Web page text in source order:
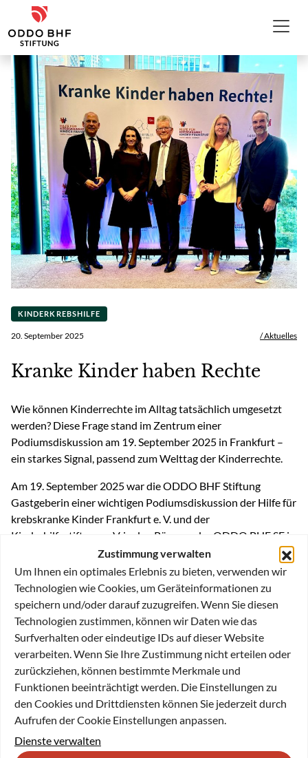
Zustimmung verwalten
Um Ihnen ein optimales Erlebnis zu bieten, verwenden wir
Technologien wie Cookies, um Geräteinformationen zu
speichern und/oder darauf zuzugreifen. Wenn Sie diesen
Technologien zustimmen, können wir Daten wie das
Surfverhalten oder eindeutige IDs auf dieser Website
verarbeiten. Wenn Sie Ihre Zustimmung nicht erteilen oder
zurückziehen, können bestimmte Merkmale und
Funktionen beeinträchtigt werden. Die Einstellungen zu
den Cookies und Drittdiensten können Sie jederzeit durch
Aufrufen der Cookie Einstellungen anpassen.
Dienste verwalten
Zum Inhalt
ODDO BHF Stiftung
KINDERKREBSHILFE
20. September 2025 / Aktuelles
Kranke Kinder haben Rechte
Wie können Kinderrechte im Alltag tatsächlich umgesetzt
werden? Diese Frage stand im Zentrum einer
Podiumsdiskussion am 19. September 2025 in Frankfurt –
ein starkes Signal, passend zum Welttag der Kinderrechte.
Am 19. September 2025 war die ODDO BHF Stiftung
Gastgeberin einer wichtigen Podiumsdiskussion der Hilfe für
krebskranke Kinder Frankfurt e. V. und der
Kinderhilfestiftung e. V. in den Räumen der ODDO BHF SE in
Im Mittelpunkt stand die Frage, wie die in der UN-
Kinderrechtskonvention und in der hessischen Verfassung
verankerten Rechte kranker Kinder im Alltag tatsächlich
umgesetzt werden können. Unter der Moderation von Prof.
Dr. Thomas Klingebiel diskutierten hochrangige
Vertreterinnen und Vertreter aus Politik, Medizin, Ethik und
Wissenschaft:
Prof. Dr. Roman Poseck, Hessischer Minister des
Inneren
Prof. Dr. Philipp Donath, Goethe-Universität Frankfurt